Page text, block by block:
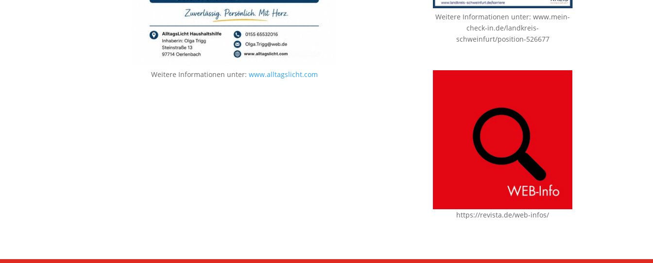
Weitere Informationen unter:www.alltagslicht.com
Weitere Informationen unter:www.mein-
check-in.de/landkreis-
schweinfurt/position-526677
https://revista.de/web-infos/